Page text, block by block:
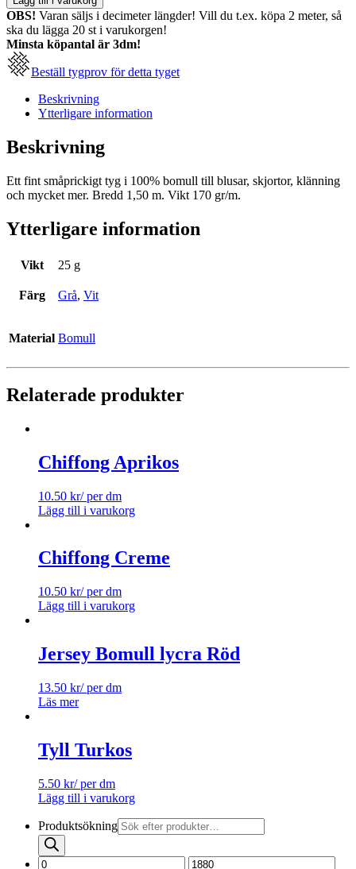
OBS! Varan säljs i decimeter längder! Vill du t.ex. köpa 2 meter, så
ska du lägga 20 st i varukorgen!
Minsta köpantal är 3dm!
Beställ tygprov för detta tyget
Beskrivning
Ytterligare information
Beskrivning
Ett fint småprickigt tyg i 100% bomull till blusar, skjortor, klänning
och mycket mer. Bredd 1,50 m. Vikt 170 gr/m.
Ytterligare information
Vikt 25 g
Färg Grå, Vit
Material Bomull
Relaterade produkter
Chiffong Aprikos
10.50 kr/ per dm
Lägg till i varukorg
Chiffong Creme
10.50 kr/ per dm
Lägg till i varukorg
Jersey Bomull lycra Röd
13.50 kr/ per dm
Läs mer
Tyll Turkos
5.50 kr/ per dm
Lägg till i varukorg
Produktsökning